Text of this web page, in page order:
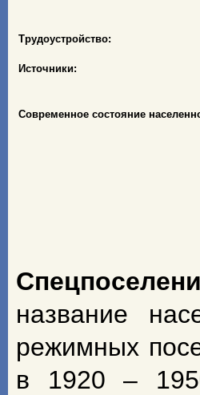
Трудоустройство:
Источники:
Современное состояние
название
режимных
в 1920 –